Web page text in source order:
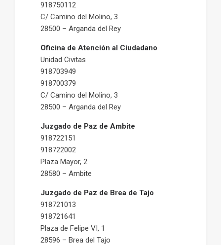
918750112
C/ Camino del Molino, 3
28500 – Arganda del Rey
Oficina de Atención al Ciudadano
Unidad Civitas
918703949
918700379
C/ Camino del Molino, 3
28500 – Arganda del Rey
Juzgado de Paz de Ambite
918722151
918722002
Plaza Mayor, 2
28580 – Ambite
Juzgado de Paz de Brea de Tajo
918721013
918721641
Plaza de Felipe VI, 1
28596 – Brea del Tajo